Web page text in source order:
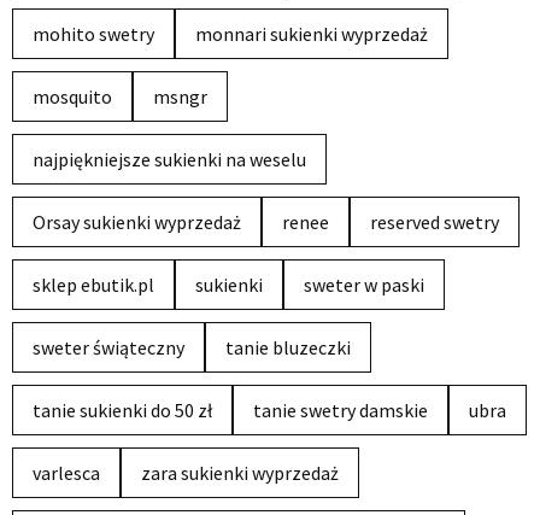
mohito swetry monnari sukienki wyprzedaż
mosquito msngr
najpiękniejsze sukienki na weselu
Orsay sukienki wyprzedaż renee reserved swetry
sklep ebutik.pl sukienki sweter w paski
sweter świąteczny tanie bluzeczki
tanie sukienki do 50 zł tanie swetry damskie ubra
varlesca zara sukienki wyprzedaż